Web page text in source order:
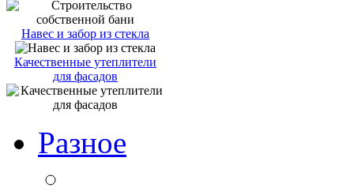
Навес и забор из стекла
Качественные утеплители
для фасадов
Разное